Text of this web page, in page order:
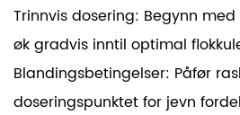
Trinnvis dosering: Begynn
øk gradvis inntil optimal
Blandingsbetingelser: Påfør
doseringspunktet for jevn